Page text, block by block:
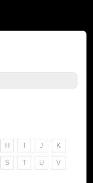
H I J K
S T U V